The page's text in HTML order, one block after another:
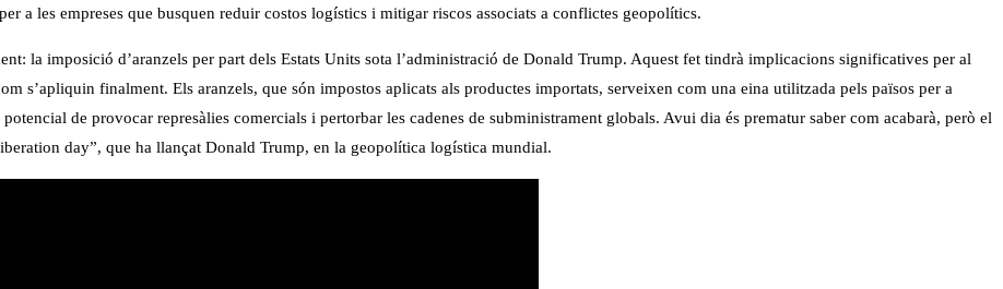
a les empreses que busquen reduir costos logístics i mitigar riscos associats a conflictes geopolítics.
la imposició d’aranzels per part dels Estats Units sota l’administració de Donald Trump. Aquest fet tindrà implicacions significatives per al
s’apliquin finalment. Els aranzels, que són impostos aplicats als productes importats, serveixen com una eina utilitzada pels països per a
de provocar represàlies comercials i pertorbar les cadenes de subministrament globals. Avui dia és prematur saber com acabarà, però el
day”, que ha llançat Donald Trump, en la geopolítica logística mundial.